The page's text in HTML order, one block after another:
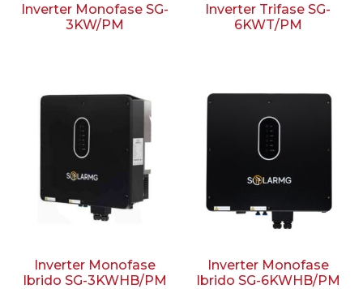
Inverter Monofase SG-
3KW/PM
Inverter Trifase SG-
6KWT/PM
Inverter Monofase
Ibrido SG-3KWHB/PM
Inverter Monofase
Ibrido SG-6KWHB/PM